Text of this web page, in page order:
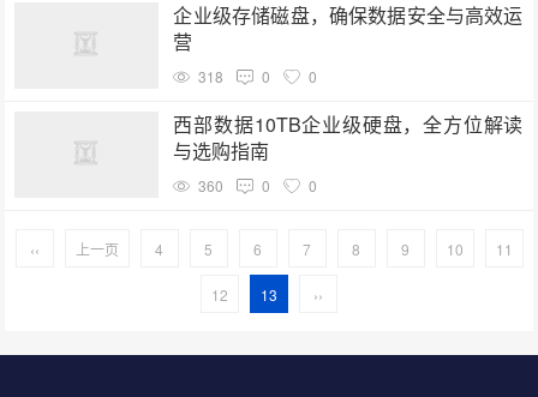
企业级存储磁盘，确保数据安全与高效运
营
318 0 0
西部数据10TB企业级硬盘，全方位解读
与选购指南
360 0 0
‹‹ 上一页 4 5 6 7 8 9 10 11
12 13 ››